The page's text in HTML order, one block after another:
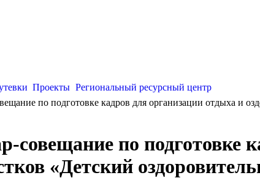
Проекты Региональный ресурсный центр
по подготовке кадров для организации отдыха и
по подготовке
«Детский